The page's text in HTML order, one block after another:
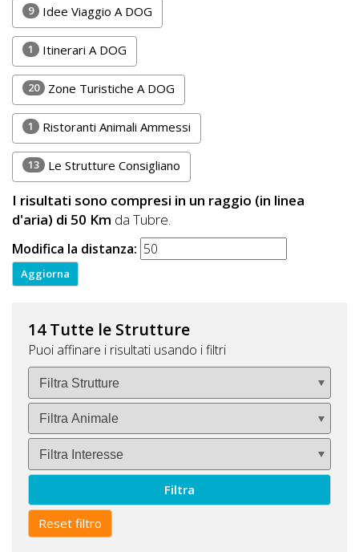
Accedi
Registrati
9 Idee Viaggio A DOG
1 Itinerari A DOG
20 Zone Turistiche A DOG
1 Ristoranti Animali Ammessi
13 Le Strutture Consigliano
I risultati sono compresi in un raggio (in linea
d'aria) di 50 Km da Tubre.
Modifica la distanza:
14 Tutte le Strutture
Puoi affinare i risultati usando i filtri
Filtra
Reset filtro